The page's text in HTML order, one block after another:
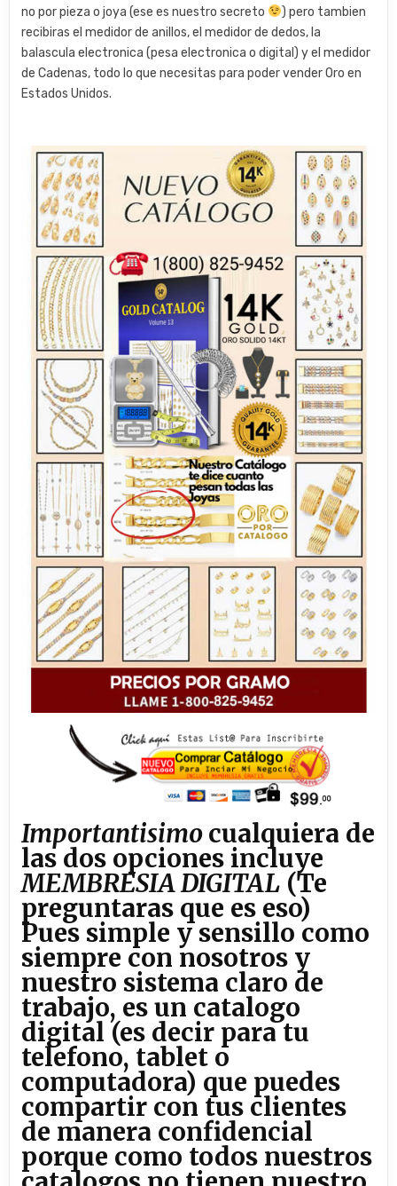
no por pieza o joya (ese es nuestro secreto
) pero tambien
recibiras el medidor de anillos, el medidor de dedos, la
balascula electronica (pesa electronica o digital) y el medidor
de Cadenas, todo lo que necesitas para poder vender Oro en
Estados Unidos.
Importantisimocualquiera de
las dos opciones incluye
MEMBRESIA DIGITAL (Te
preguntaras que es eso)
Pues simple y sensillo como
siempre con nosotros y
nuestro sistema claro de
trabajo, es un catalogo
digital (es decir para tu
telefono, tablet o
computadora) que puedes
compartir con tus clientes
de manera confidencial
porque como todos nuestros